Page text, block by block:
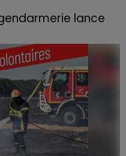
lance
se propager au
deux habitations et
de personnes.